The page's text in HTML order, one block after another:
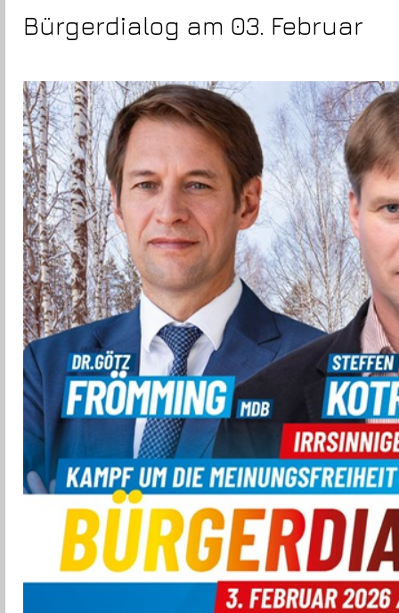
Bürgerdialog am 03. Februar